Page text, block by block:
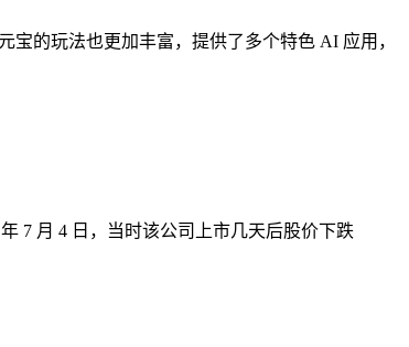
的玩法也更加丰富，提供了多个特色 AI 应用，
7 月 4 日，当时该公司上市几天后股价下跌